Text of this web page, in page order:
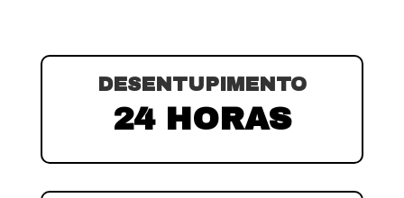
DESENTUPIMENTO
24 HORAS